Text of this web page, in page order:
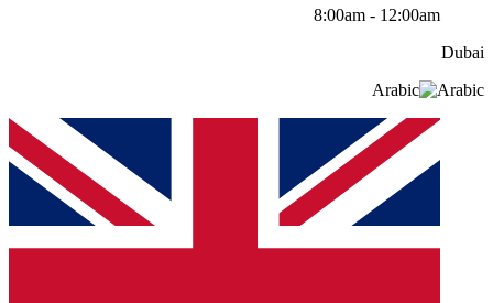
8:00am - 12:00am
Dubai
Arabic